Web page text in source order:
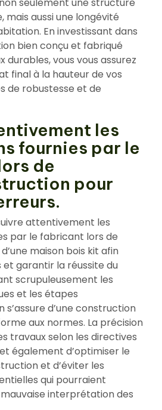
mais aussi une longévité
En investissant dans
bien conçu et fabriqué
durables, vous vous assurez
final à la hauteur de vos
de robustesse et de
les
fournies par le
de
pour
attentivement les
par le fabricant lors de
maison bois kit afin
et garantir la réussite du
scrupuleusement les
et les étapes
s’assure d’une construction
aux normes. La précision
travaux selon les directives
également d’optimiser le
et d’éviter les
qui pourraient
interprétation des